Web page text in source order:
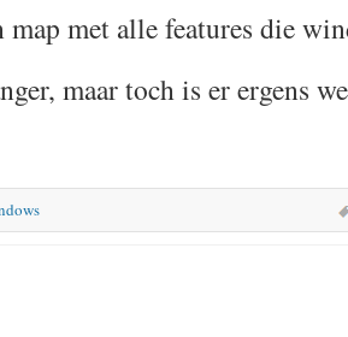
map met alle features die
maar toch is er ergens